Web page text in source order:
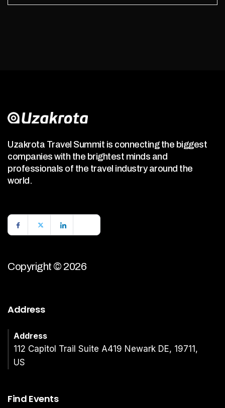
Uzakrota Travel Summit is connecting the biggest
companies with the brightest minds and
professionals of the travel industry around the
world.
Copyright © 2026
Address
Address
112 Capitol Trail Suite A419 Newark DE, 19711,
US
Find Events